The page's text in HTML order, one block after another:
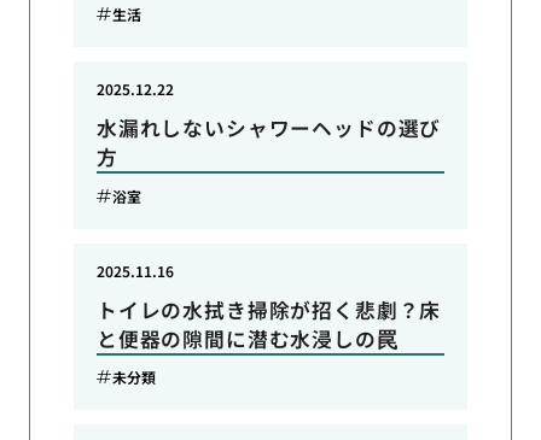
生活
水漏れしないシャワーヘッドの選び
方
2025.12.22
浴室
トイレの水拭き掃除が招く悲劇？床
と便器の隙間に潜む水浸しの罠
2025.11.16
未分類